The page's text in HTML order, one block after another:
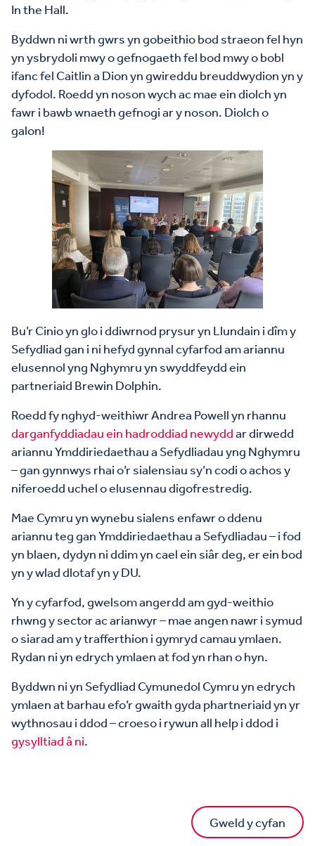
In the Hall.
Byddwn ni wrth gwrs yn gobeithio bod straeon fel hyn
yn ysbrydoli mwy o gefnogaeth fel bod mwy o bobl
ifanc fel Caitlin a Dion yn gwireddu breuddwydion yn y
dyfodol. Roedd yn noson wych ac mae ein diolch yn
fawr i bawb wnaeth gefnogi ar y noson. Diolch o
galon!
Bu’r Cinio yn glo i ddiwrnod prysur yn Llundain i dîm y
Sefydliad gan i ni hefyd gynnal cyfarfod am ariannu
elusennol yng Nghymru yn swyddfeydd ein
partneriaid Brewin Dolphin.
Roedd fy nghyd-weithiwr Andrea Powell yn rhannu
darganfyddiadau ein hadroddiad newyddar dirwedd
ariannu Ymddiriedaethau a Sefydliadau yng Nghymru
– gan gynnwys rhai o’r sialensiau sy’n codi o achos y
niferoedd uchel o elusennau digofrestredig.
Mae Cymru yn wynebu sialens enfawr o ddenu
ariannu teg gan Ymddiriedaethau a Sefydliadau – i fod
yn blaen, dydyn ni ddim yn cael ein siâr deg, er ein bod
yn y wlad dlotaf yn y DU.
Yn y cyfarfod, gwelsom angerdd am gyd-weithio
rhwng y sector ac arianwyr – mae angen nawr i symud
o siarad am y trafferthion i gymryd camau ymlaen.
Rydan ni yn edrych ymlaen at fod yn rhan o hyn.
Byddwn ni yn Sefydliad Cymunedol Cymru yn edrych
ymlaen at barhau efo’r gwaith gyda phartneriaid yn yr
wythnosau i ddod – croeso i rywun all help i ddod i
gysylltiad â ni.
Gweld y cyfan